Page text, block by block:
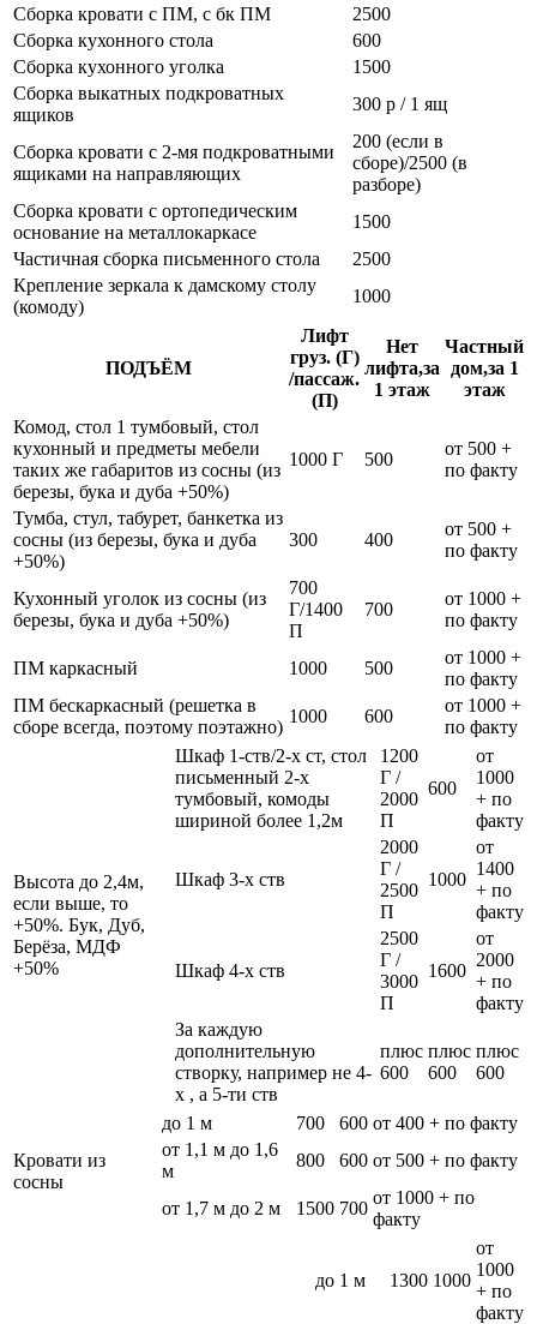
Сборка кровати с ПМ, с бк ПМ
2500
Сборка кухонного стола
600
Сборка кухонного уголка
1500
Сборка выкатных подкроватных
ящиков
300 р / 1 ящ
Сборка кровати с 2-мя подкроватными
ящиками на направляющих
200 (если в
сборе)/2500 (в
разборе)
Сборка кровати с ортопедическим
основание на металлокаркасе
1500
Частичная сборка письменного стола
2500
Крепление зеркала к дамскому столу
(комоду)
1000
ПОДЪЁМ
Лифт
груз. (Г)
/пассаж.
(П)
Нет
лифта,за
1 этаж
Частный
дом,за 1
этаж
Комод, стол 1 тумбовый, стол
кухонный и предметы мебели
таких же габаритов из сосны (из
березы, бука и дуба +50%)
1000 Г 500
от 500 +
по факту
Тумба, стул, табурет, банкетка из
сосны (из березы, бука и дуба
+50%)
300 400
от 500 +
по факту
Кухонный уголок из сосны (из
березы, бука и дуба +50%)
700
Г/1400
П
700
от 1000 +
по факту
ПМ каркасный 1000 500
от 1000 +
по факту
ПМ бескаркасный (решетка в
сборе всегда, поэтому поэтажно)
1000 600
от 1000 +
по факту
Высота до 2,4м,
если выше, то
+50%. Бук, Дуб,
Берёза, МДФ
+50%
Шкаф 1-ств/2-х ст, стол
письменный 2-х
тумбовый, комоды
шириной более 1,2м
1200
Г /
2000
П
600
от
1000
+ по
факту
Шкаф 3-х ств
2000
Г /
2500
П
1000
от
1400
+ по
факту
Шкаф 4-х ств
2500
Г /
3000
П
1600
от
2000
+ по
факту
За каждую
дополнительную
створку, например не 4-
х , а 5-ти ств
плюс
600
плюс
600
плюс
600
Кровати из
сосны
до 1 м 700 600 от 400 + по факту
от 1,1 м до 1,6
м
800 600 от 500 + по факту
от 1,7 м до 2 м 1500 700
от 1000 + по
факту
до 1 м 1300 1000
от
1000
+ по
факту